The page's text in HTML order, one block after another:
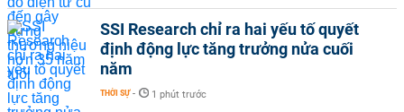
SSI Research chỉ ra hai yếu tố quyết
định động lực tăng trưởng nửa cuối
năm
THỜI SỰ - 1 phút trước